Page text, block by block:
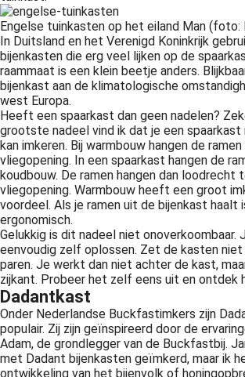
Engelse tuinkasten op het eiland Man
In Duitsland en het Verenigd Koninkrijk
bijenkasten die erg veel lijken op de
raammaat is een klein beetje anders.
bijenkast aan de klimatologische
west Europa.
Heeft een spaarkast dan geen nadelen?
grootste nadeel vind ik dat je een spaarkast
kan imkeren. Bij warmbouw hangen de
vliegopening. In een spaarkast hangen de
koudbouw. De ramen hangen dan loodrecht
vliegopening. Warmbouw heeft een groot
voordeel. Als je ramen uit de bijenkast haalt
ergonomisch.
Gelukkig is dit nadeel niet onoverkoombaar.
eenvoudig zelf oplossen. Zet de kasten niet
paren. Je werkt dan niet achter de kast,
zijkant. Probeer het zelf eens uit en ontdek
Dadantkast
Onder Nederlandse Buckfastimkers zijn
populair. Zij zijn geïnspireerd door de
Adam, de grondlegger van de Buckfastbij.
met Dadant bijenkasten geïmkerd, maar ik
ontwikkeling van het bijenvolk of